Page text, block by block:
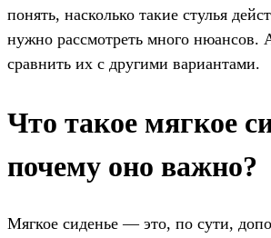
понять, насколько такие стулья
нужно рассмотреть много нюансов.
сравнить их с другими вариантами.
Что такое мягкое
почему оно важно?
Мягкое сиденье — это, по сути,